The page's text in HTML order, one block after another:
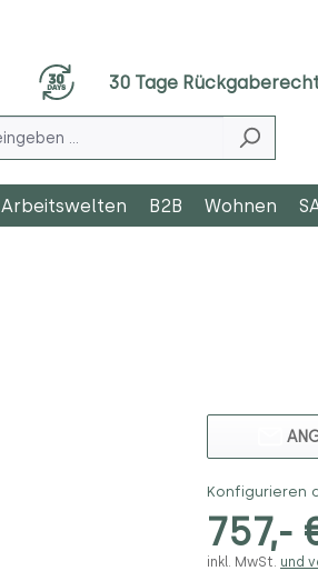
30 Tage
Arbeitswelten B2B Wohnen
Konfigurieren
757,-
inkl. MwSt. und